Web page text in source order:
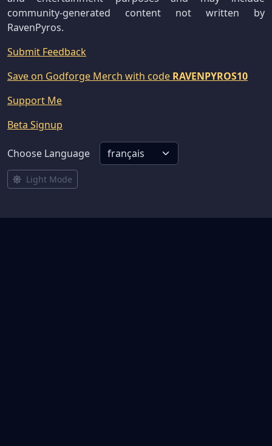
community-generated content not written by
RavenPyros.
Submit Feedback
Save on Godforge Merch with code RAVENPYROS10
Support Me
Beta Signup
Choose Language
Light Mode